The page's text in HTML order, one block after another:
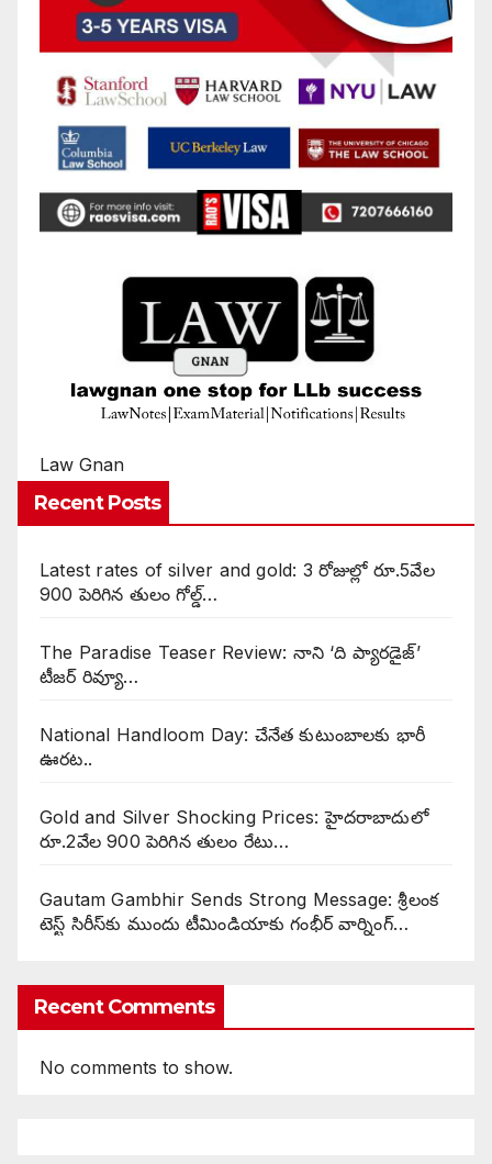
Law Gnan
Recent Posts
Latest rates of silver and gold: 3 రోజుల్లో రూ.5వేల
900 పెరిగిన తులం గోల్డ్…
The Paradise Teaser Review: నాని ‘ది ప్యారడైజ్’
టీజర్ రివ్యూ…
National Handloom Day: చేనేత కుటుంబాలకు భారీ
ఊరట..
Gold and Silver Shocking Prices: హైదరాబాదులో
రూ.2వేల 900 పెరిగిన తులం రేటు…
Gautam Gambhir Sends Strong Message: శ్రీలంక
టెస్ట్ సిరీస్‌కు ముందు టీమిండియాకు గంభీర్ వార్నింగ్…
Recent Comments
No comments to show.